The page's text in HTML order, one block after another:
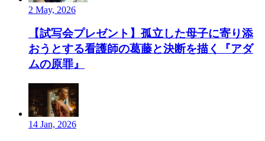
2 May, 2026
【試写会プレゼント】孤立した母子に寄り添
おうとする看護師の葛藤と決断を描く『アダ
ムの原罪』
14 Jan, 2026